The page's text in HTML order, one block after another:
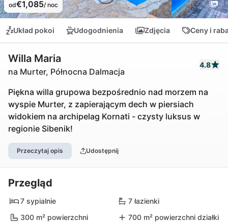
od€1,085/ noc
Układ pokoi Udogodnienia Zdjęcia Ceny i
Willa Maria
na Murter, Północna Dalmacja
4.8
Piękna willa grupowa bezpośrednio nad morzem na
wyspie Murter, z zapierającym dech w piersiach
widokiem na archipelag Kornati - czysty luksus w
regionie Sibenik!
Przeczytaj opis Udostępnij
Przegląd
7 sypialnie
7 łazienki
300 m² powierzchni
700 m² powierzchni działki